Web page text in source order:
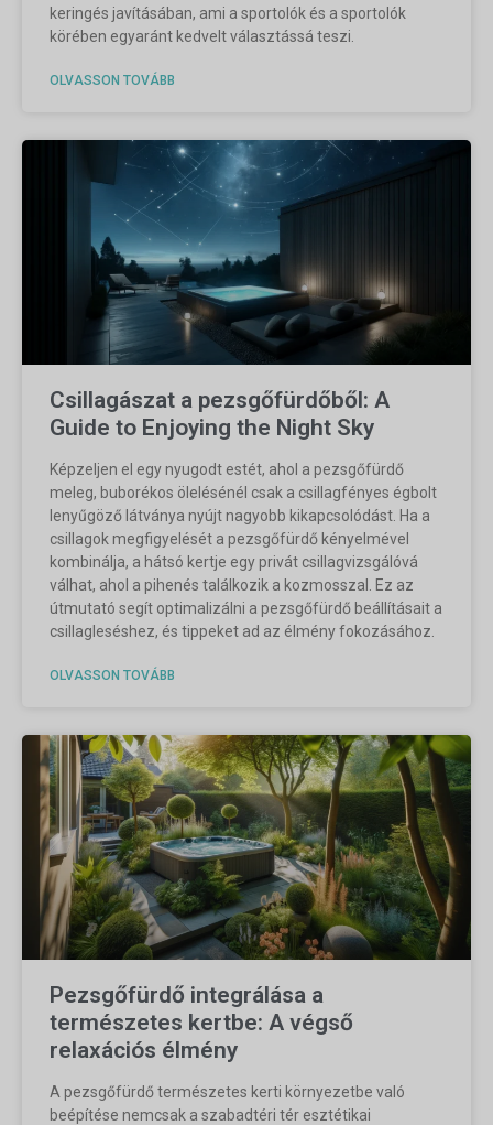
keringés javításában, ami a sportolók és a sportolók
körében egyaránt kedvelt választássá teszi.
OLVASSON TOVÁBB
Csillagászat a pezsgőfürdőből: A
Guide to Enjoying the Night Sky
Képzeljen el egy nyugodt estét, ahol a pezsgőfürdő
meleg, buborékos ölelésénél csak a csillagfényes égbolt
lenyűgöző látványa nyújt nagyobb kikapcsolódást. Ha a
csillagok megfigyelését a pezsgőfürdő kényelmével
kombinálja, a hátsó kertje egy privát csillagvizsgálóvá
válhat, ahol a pihenés találkozik a kozmosszal. Ez az
útmutató segít optimalizálni a pezsgőfürdő beállításait a
csillagleséshez, és tippeket ad az élmény fokozásához.
OLVASSON TOVÁBB
Pezsgőfürdő integrálása a
természetes kertbe: A végső
relaxációs élmény
A pezsgőfürdő természetes kerti környezetbe való
beépítése nemcsak a szabadtéri tér esztétikai